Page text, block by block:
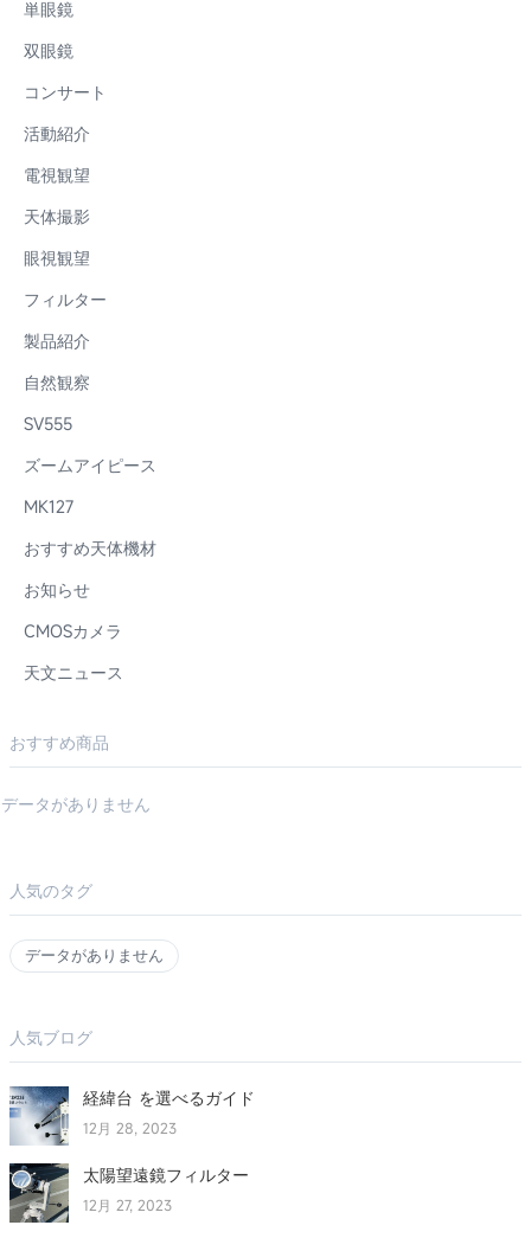
単眼鏡
双眼鏡
コンサート
活動紹介
電視観望
天体撮影
眼視観望
フィルター
製品紹介
自然観察
SV555
ズームアイピース
MK127
おすすめ天体機材
お知らせ
CMOSカメラ
天文ニュース
おすすめ商品
データがありません
人気のタグ
データがありません
人気ブログ
経緯台 を選べるガイド
12月 28, 2023
太陽望遠鏡フィルター
12月 27, 2023